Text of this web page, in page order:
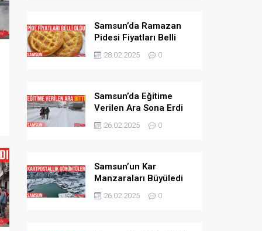
Samsun’da Ramazan
Pidesi Fiyatları Belli
Oldu
28.02.2025 0
Samsun’da Eğitime
Verilen Ara Sona Erdi
26.02.2025 0
Samsun’un Kar
Manzaraları Büyüledi
26.02.2025 0